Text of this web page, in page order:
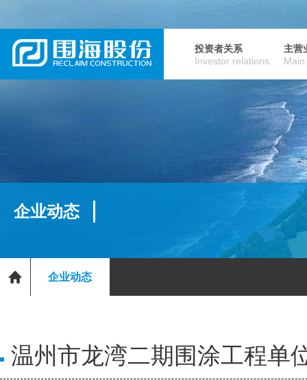
投资者关系
Investor relations
主营
企业动态
企业动态
温州市龙湾二期围涂工程单